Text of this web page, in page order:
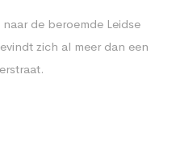
de beroemde Leidse
zich al meer dan een